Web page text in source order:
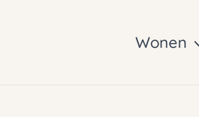
Wonen